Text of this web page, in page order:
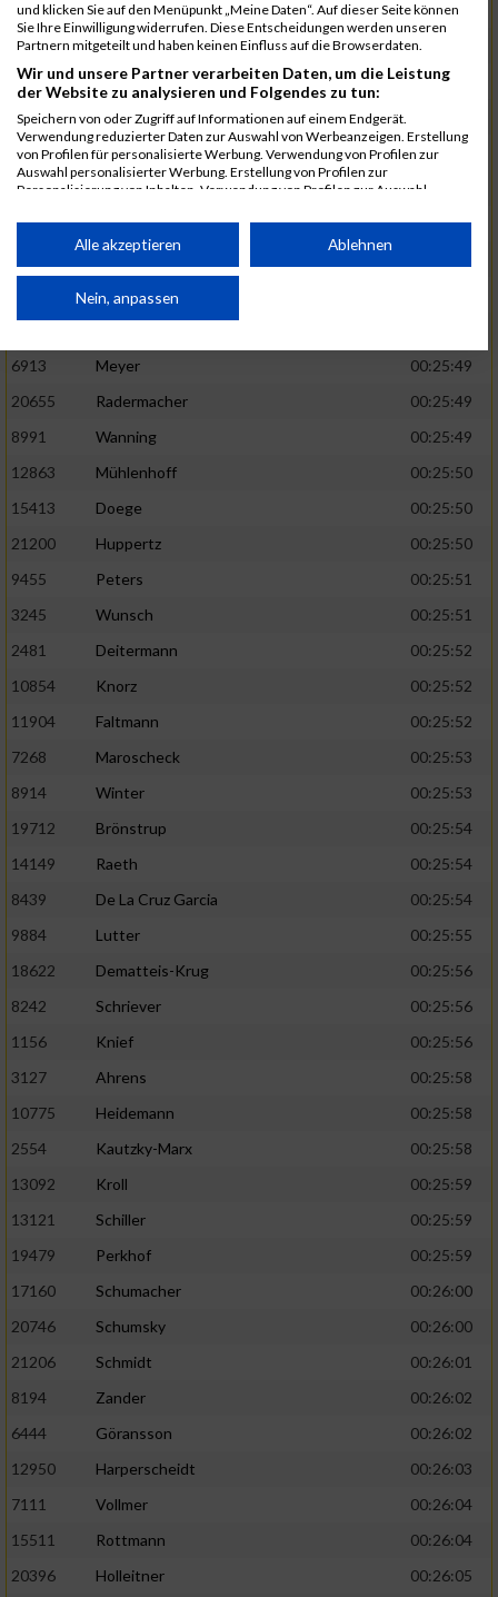
1582 Funken
00:25:42
12220
Cosma
00:25:43
9678
Exner
00:25:43
11817
Schmaul-Klaibee
6812
Koch
00:25:47
9610
Linß
00:25:47
706
Wehmeier
00:25:48
Küpper
Inhoff
6913
Meyer
00:25:49
20655
Radermacher
00:25:49
8991
Wanning
00:25:49
12863
Mühlenhoff
00:25:50
15413
Doege
00:25:50
21200
Huppertz
00:25:50
9455
Peters
00:25:51
3245
Wunsch
00:25:51
2481
Deitermann
00:25:52
10854
Knorz
00:25:52
11904
Faltmann
00:25:52
7268
Maroscheck
00:25:53
8914
Winter
00:25:53
19712
Brönstrup
00:25:54
14149
Raeth
00:25:54
8439
De La Cruz Garcia
00:25:54
9884
Lutter
00:25:55
18622
Dematteis-Krug
00:25:56
8242
Schriever
00:25:56
1156
Knief
00:25:56
3127
Ahrens
00:25:58
10775
Heidemann
00:25:58
2554
Kautzky-Marx
00:25:58
13092
Kroll
00:25:59
13121
Schiller
00:25:59
19479
Perkhof
00:25:59
17160
Schumacher
00:26:00
20746
Schumsky
00:26:00
21206
Schmidt
00:26:01
8194
Zander
00:26:02
6444
Göransson
00:26:02
12950
Harperscheidt
00:26:03
7111
Vollmer
00:26:04
15511
Rottmann
00:26:04
20396
Holleitner
00:26:05
und klicken Sie auf den Menüpunkt „Meine Daten“. Auf dieser Seite können
Sie Ihre Einwilligung widerrufen. Diese Entscheidungen werden unseren
Partnern mitgeteilt und haben keinen Einfluss auf die Browserdaten.
Wir und unsere Partner verarbeiten Daten, um die Leistung
der Website zu analysieren und Folgendes zu tun:
Speichern von oder Zugriff auf Informationen auf einem Endgerät.
Verwendung reduzierter Daten zur Auswahl von Werbeanzeigen. Erstellung
von Profilen für personalisierte Werbung. Verwendung von Profilen zur
Auswahl personalisierter Werbung. Erstellung von Profilen zur
Personalisierung von Inhalten. Verwendung von Profilen zur Auswahl
Performance von Inhalten. Analyse von Zielgruppen durch Statistiken oder
Kombinationen von Daten aus verschiedenen Quellen. Entwicklung und
von Inhalten.
Daten können außerhalb der Europäischen Union weitergegeben und in die
Website/App.
Partnerliste anzeigen (1 IAB-Anbieter)
Wir nutzen Ihre Daten für folgende Zwecke:
Speichern von oder Zugriff auf Informationen
auf einem Endgerät
von Werbeanzeigen
Werbung
personalisierter Werbung
von Inhalten
personalisierter Inhalte
Analyse von Zielgruppen durch Statistiken
verschiedenen Quellen
Verwendung reduzierter Daten zur Auswahl
IAB-Besonderheiten:
Verwendung genauer Standortdaten
Informationen identifizieren
Alle akzeptieren Ablehnen
Nein, anpassen